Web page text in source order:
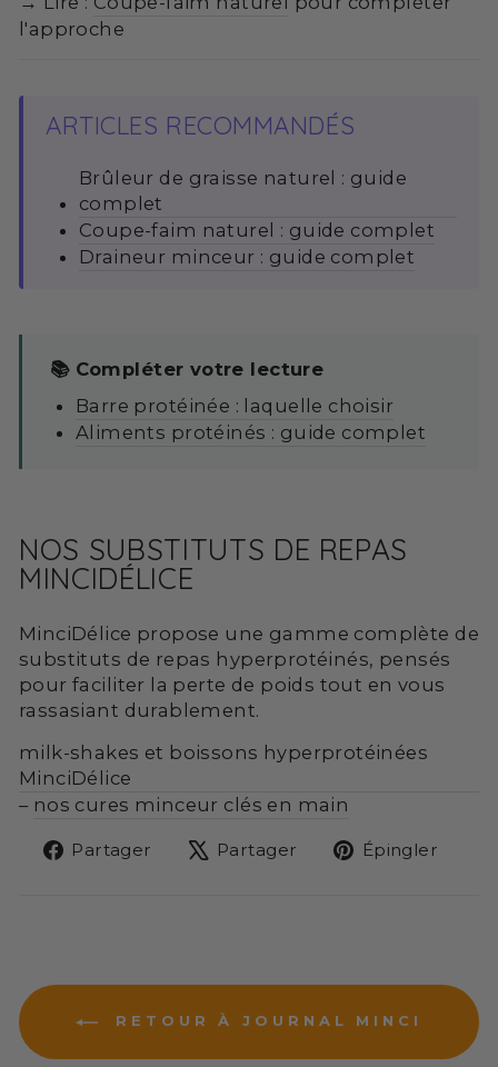
l'approche
ARTICLES RECOMMANDÉS
Brûleur de graisse naturel : guide
complet
Coupe-faim naturel : guide complet
Draineur minceur : guide complet
📚 Compléter votre lecture
Barre protéinée : laquelle choisir
Aliments protéinés : guide complet
NOS SUBSTITUTS DE REPAS
MINCIDÉLICE
MinciDélice propose une gamme complète de
substituts de repas hyperprotéinés, pensés
pour faciliter la perte de poids tout en vous
rassasiant durablement.
milk-shakes et boissons hyperprotéinées
MinciDélice
– nos cures minceur clés en main
Partager
PartagerPartager
TweeterÉpingler
RETOUR À JOURNAL MINCI